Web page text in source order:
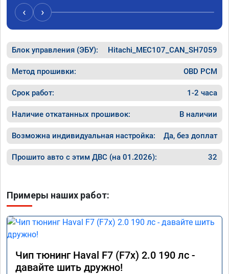
‹ ›
Блок управления (ЭБУ): Hitachi_MEC107_CAN_SH7059
Метод прошивки: OBD PCM
Срок работ: 1-2 часа
Наличие откатанных прошивок: В наличии
Возможна индивидуальная настройка: Да, без доплат
Прошито авто с этим ДВС (на 01.2026): 32
Примеры наших работ:
Чип тюнинг Haval F7 (F7x) 2.0 190 лс -
давайте шить дружно!